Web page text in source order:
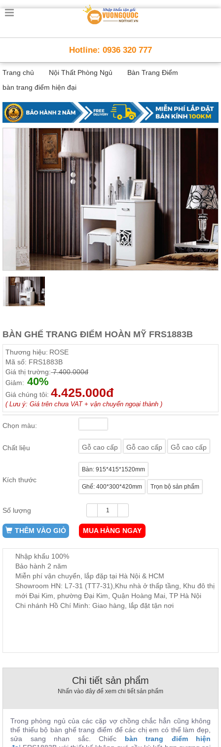
Trang
Thông
Minh
Nội
thất
minh
Nội
Thất
Khách
Nội
Phòng
Ngủ
Giường
ngủ, tủ
áo, bàn
trang
Nội
Thất
Ăn
ăn,
bếp
Công,
Vườn
Bàn
Cây
, đồ
Nhà
Hàng
Hotline: 0936 320 777
Trang chủ Nội Thất Phòng Ngủ
Bàn Trang Điểm
bàn trang điểm hiện đại
BÀN GHẾ TRANG ĐIỂM HOÀN MỸ FRS1883B
Thương hiệu: ROSE
Mã số: FRS1883B
Giá thị trường:7.400.000đ
Giảm: 40%
Giá chúng tôi: 4.425.000đ
( Lưu ý: Giá trên chưa VAT + vận chuyển ngoại thành )
Chọn màu:
Chất liệu Gỗ cao cấp Gỗ cao cấp Gỗ cao cấp
Kích thước
Bàn: 915*415*1520mm
Ghế: 400*300*420mm Trọn bộ sản phẩm
Số lượng
THÊM VÀO GIỎ MUA HÀNG NGAY
Nhập khẩu 100%
Bảo hành 2 năm
Miễn phí vận chuyển, lắp đặp tại Hà Nội & HCM
Showroom HN: L7-31 (TT7-31),Khu nhà ở thấp tầng, Khu đô thị
mới Đại Kim, phường Đại Kim, Quận Hoàng Mai, TP Hà Nội
Chi nhánh Hồ Chí Minh: Giao hàng, lắp đặt tận nơi
Chi tiết sản phẩm
Nhấn vào đây để xem chi tiết sản phẩm
Trong phòng ngủ của các cặp vợ chồng chắc hẳn cũng không
thể thiếu bộ bàn ghế trang điểm để các chị em có thể làm đẹp,
sửa sang nhan sắc. Chiếc bàn trang điểm hiện